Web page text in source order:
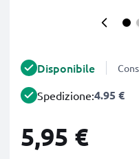
Disponibile
Spedizione:4.95 €
5,95 €